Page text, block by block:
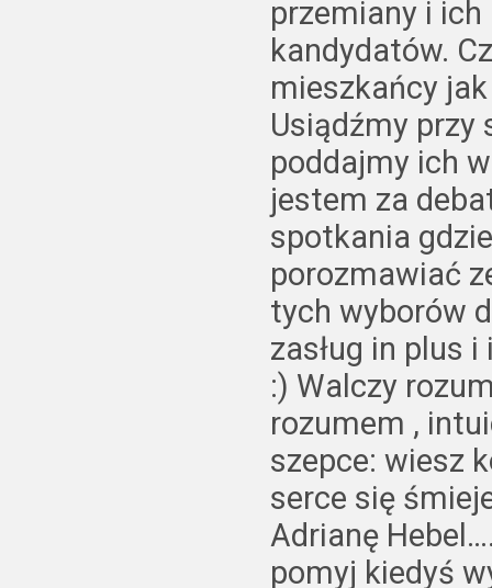
przemiany i
kandydatów.
mieszkańcy
Usiądźmy przy
poddajmy ich
jestem za
spotkania
porozmawiać
tych wyborów
zasług in plus
:) Walczy
rozumem ,
szepce: wiesz
serce się
Adrianę
pomyj kiedyś